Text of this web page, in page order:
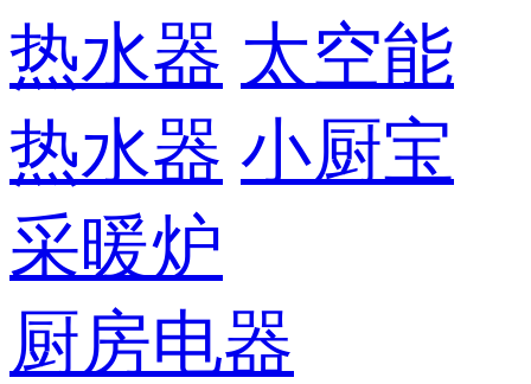
热水器 太空能
热水器 小厨宝
采暖炉
厨房电器